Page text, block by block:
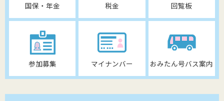
国保・年金 税金 回覧板
参加募集 マイナンバー おみたん号バス案内